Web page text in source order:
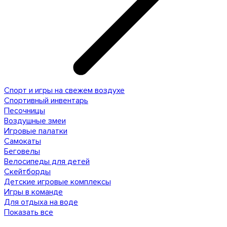
Спорт и игры на свежем воздухе
Спортивный инвентарь
Песочницы
Воздушные змеи
Игровые палатки
Самокаты
Беговелы
Велосипеды для детей
Скейтборды
Детские игровые комплексы
Игры в команде
Для отдыха на воде
Показать все